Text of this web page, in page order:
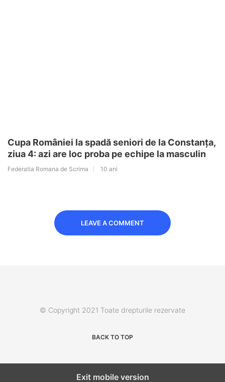
Cupa României la spadă seniori de la Constanța,
ziua 4: azi are loc proba pe echipe la masculin
Federatia Romana de Scrima 10 ani
LEAVE A COMMENT
© Copyright 2021 Toate drepturile rezervate
BACK TO TOP
Exit mobile version